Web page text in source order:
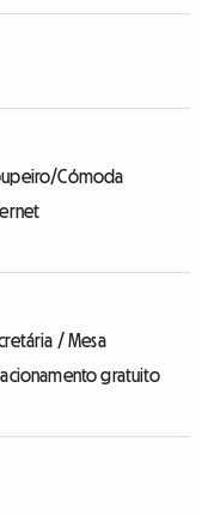
Cómoda
/ Mesa
gratuito